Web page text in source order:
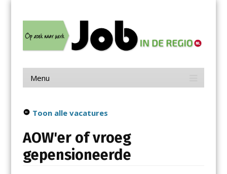
contentJob in de Regio
Menu
Toon alle vacatures
AOW'er of vroeg
gepensioneerde